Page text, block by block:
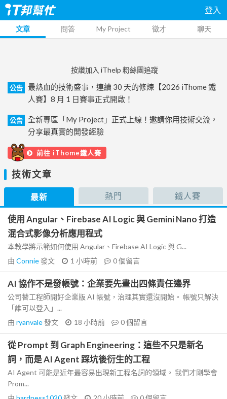
登入
文章 問答 My Project 徵才 聊天
按讚加入 iThelp 粉絲團追蹤
公告
最熱血的技術盛事，連續 30 天的修煉【2026 iThome 鐵
人賽】8 月 1 日賽事正式開啟！
公告
全新專區「My Project」正式上線！邀請你用技術交流，
分享最真實的開發經驗
前往 iThome鐵人賽
技術文章
最新 熱門 鐵人賽
使用 Angular、Firebase AI Logic 與 Gemini Nano 打造
混合式影像分析應用程式
本教學將示範如何使用 Angular、Firebase AI Logic 與 G...
由 Connie發文 1 小時前 0個留言
AI 協作不是發帳號：企業要先畫出四條責任邊界
公司替工程師開好企業版 AI 帳號，治理其實還沒開始。 帳號只解決
「誰可以登入」...
由 ryanvale發文 18 小時前 0個留言
從 Prompt 到 Graph Engineering：這些不只是新名
詞，而是 AI Agent 踩坑後衍生的工程
AI Agent 可能是近年最容易出現新工程名詞的領域。 我們才剛學會
Prom...